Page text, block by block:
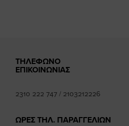
ΤΗΛΕΦΩΝΟ
ΕΠΙΚΟΙΝΩΝΙΑΣ
2310 222 747 / 2103212226
ΩΡΕΣ ΤΗΛ. ΠΑΡΑΓΓΕΛΙΩΝ